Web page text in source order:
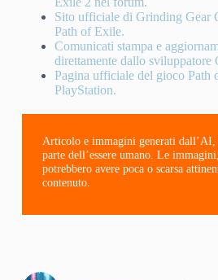
Sito ufficiale di Grinding Gear
Path of Exile.
Comunicati stampa e
direttamente dallo sviluppatore
Pagina ufficiale del gioco Path
PlayStation.
Articolo e immagini generati dall’AI,
parte dell’essere umano. Le
potrebbero avere poca o scarsa
contenuto.